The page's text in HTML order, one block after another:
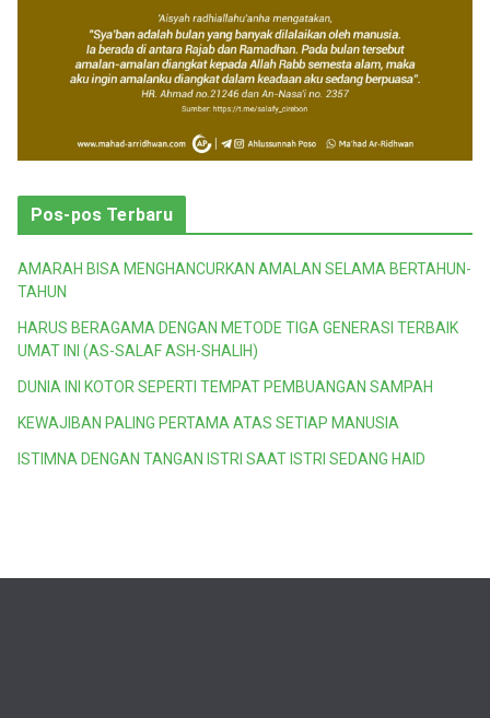
Pos-pos Terbaru
AMARAH BISA MENGHANCURKAN AMALAN SELAMA BERTAHUN-
TAHUN
HARUS BERAGAMA DENGAN METODE TIGA GENERASI TERBAIK
UMAT INI (AS-SALAF ASH-SHALIH)
DUNIA INI KOTOR SEPERTI TEMPAT PEMBUANGAN SAMPAH
KEWAJIBAN PALING PERTAMA ATAS SETIAP MANUSIA
ISTIMNA DENGAN TANGAN ISTRI SAAT ISTRI SEDANG HAID